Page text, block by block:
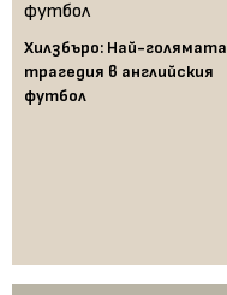
Хилзбъро: Най-голямата
трагедия в английския
футбол